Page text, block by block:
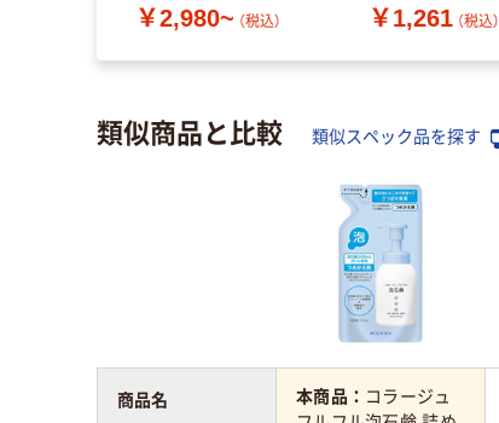
￥2,980~ （税込） ￥1,261 （税込）
類似商品と比較 類似スペック品を探す
本商品： コラージュ
商品名